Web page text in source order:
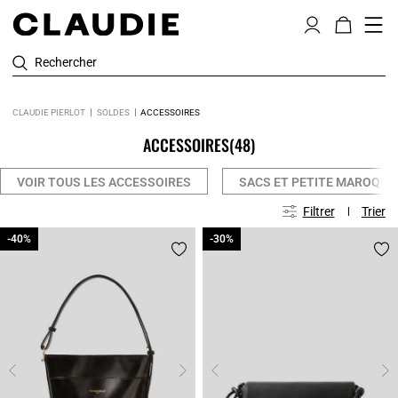
Rechercher
CLAUDIE PIERLOT SOLDES ACCESSOIRES
ACCESSOIRES(48)
VOIR TOUS LES ACCESSOIRES SACS ET PETITE
Filtrer Trier
-40%
-40% -30%
-30%